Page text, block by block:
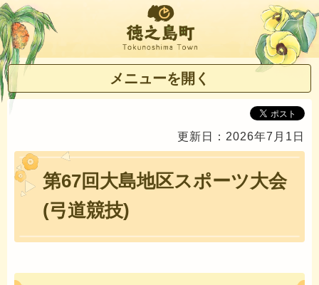
徳之島町
メニューを開く
更新日：2026年7月1日
第67回大島地区スポーツ大会
(弓道競技)